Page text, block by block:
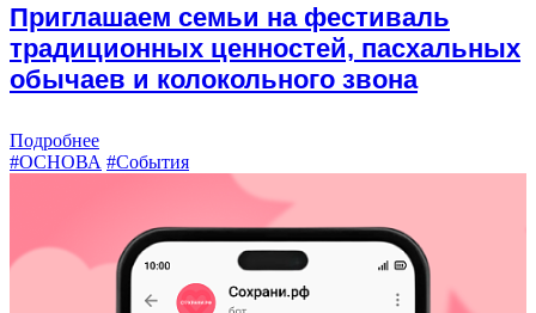
Приглашаем семьи на фестиваль
традиционных ценностей, пасхальных
обычаев и колокольного звона
Подробнее
#ОСНОВА #События